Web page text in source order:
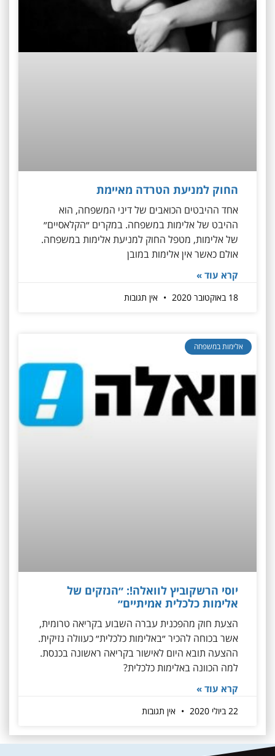
החוק למניעת הטרדה מאיימת
אחד ההיבטים הכואבים של דיני המשפחה, הוא
ההיבט של אלימות במשפחה. במקרים ״הקלאסיים״
של אלימות, מטפל החוק למניעת אלימות במשפחה.
אולם כאשר אין אלימות במובן
קרא עוד »
18 באוקטובר 2020 אין תגובות
אלימות במשפחה
יוסי הרשקוביץ לוואלה!: ״הנזקים של
אלימות כלכלית אמיתיים״
הצעת חוק מהפכנית עברה השבוע בקריאה טרומית,
אשר בכוחה להכיר ״באלימות כלכלית״ כעוולה נזיקית.
ההצעה תובא היום לאישור בקריאה ראשונה בכנסת.
למה הכוונה באלימות כלכלית?
קרא עוד »
22 ביולי 2020 אין תגובות